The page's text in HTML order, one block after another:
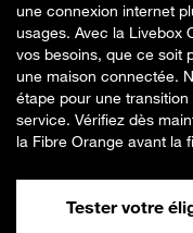
une connexion internet
usages. Avec la Livebox
vos besoins, que ce soit
une maison connectée.
étape pour une
service. Vérifiez dès
la Fibre Orange avant la
Tester votre